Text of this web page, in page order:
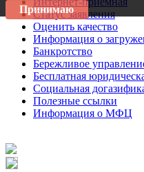
Статус заявления
Оценить качество
Информация о
Банкротство
Бережливое
Бесплатная
Социальная
Полезные ссылки
Информация о МФЦ
Принимаю